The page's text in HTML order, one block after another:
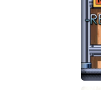
Edgar